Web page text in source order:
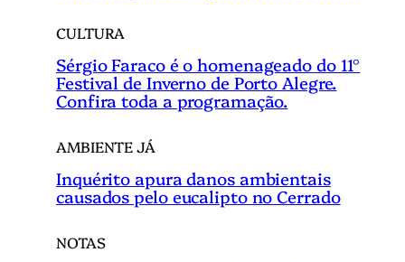
CULTURA
Sérgio Faraco é o homenageado do 11°
Festival de Inverno de Porto Alegre.
Confira toda a programação.
AMBIENTE JÁ
Inquérito apura danos ambientais
causados pelo eucalipto no Cerrado
NOTAS